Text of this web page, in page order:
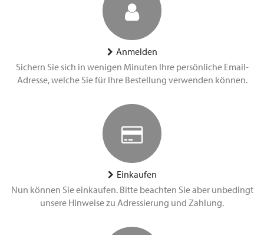
Anmelden
Sichern Sie sich in wenigen Minuten Ihre persönliche Email-
Adresse, welche Sie für Ihre Bestellung verwenden können.
Einkaufen
Nun können Sie einkaufen. Bitte beachten Sie aber unbedingt
unsere Hinweise zu Adressierung und Zahlung.